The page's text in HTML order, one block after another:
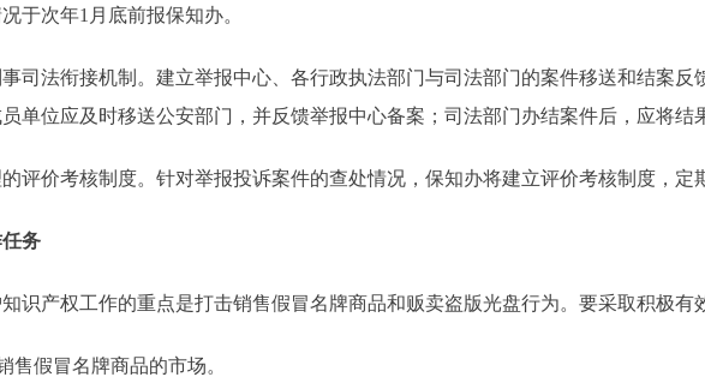
于次年1月底前报保知办。
法衔接机制。建立举报中心、各行政执法部门与司法部门的案件移送和结案反
单位应及时移送公安部门，并反馈举报中心备案；司法部门办结案件后，应将结
价考核制度。针对举报投诉案件的查处情况，保知办将建立评价考核制度，定
务
产权工作的重点是打击销售假冒名牌商品和贩卖盗版光盘行为。要采取积极有
假冒名牌商品的市场。